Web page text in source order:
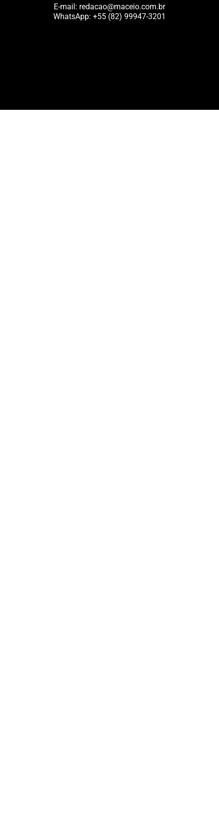
E-mail: redacao@maceio.com.br
WhatsApp: +55 (82) 99947-3201